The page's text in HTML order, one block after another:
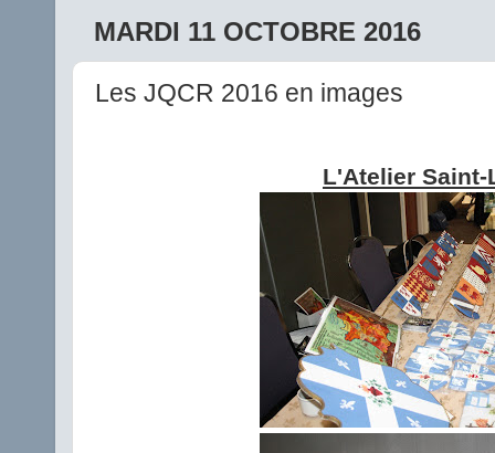
MARDI 11 OCTOBRE 2016
Les JQCR 2016 en images
L'Atelier Saint-